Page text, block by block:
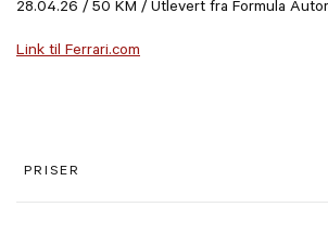
28.04.26 / 50 KM / Utlevert fra Formula
Link til Ferrari.com
PRISER